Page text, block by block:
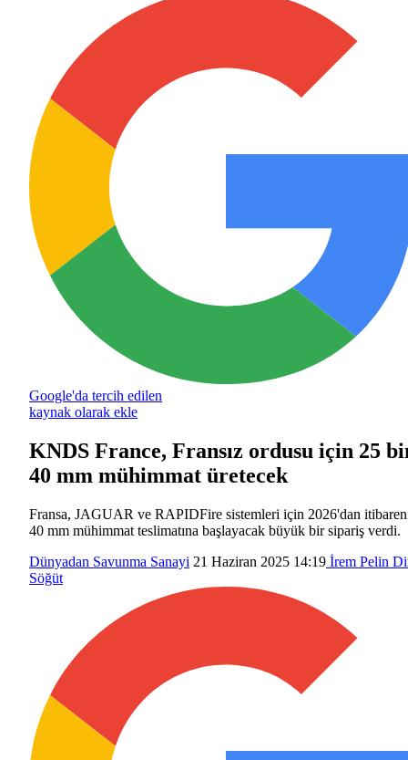
Google'da tercih edilen
kaynak olarak ekle
KNDS France, Fransız ordusu için 25
40 mm mühimmat üretecek
Fransa, JAGUAR ve RAPIDFire sistemleri için 2026'dan itibaren
40 mm mühimmat teslimatına başlayacak büyük bir sipariş verdi.
Dünyadan Savunma Sanayi 21 Haziran 2025 14:19 İrem Pelin
Söğüt